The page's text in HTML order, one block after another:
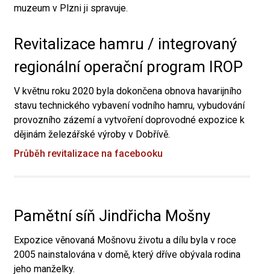
muzeum v Plzni ji spravuje.
Revitalizace hamru / integrovaný
regionální operační program IROP
V květnu roku 2020 byla dokončena obnova havarijního
stavu technického vybavení vodního hamru, vybudování
provozního zázemí a vytvoření doprovodné expozice k
dějinám železářské výroby v Dobřívě.
Průběh revitalizace na facebooku
Pamětní síň Jindřicha Mošny
Expozice věnovaná Mošnovu životu a dílu byla v roce
2005 nainstalována v domě, který dříve obývala rodina
jeho manželky.